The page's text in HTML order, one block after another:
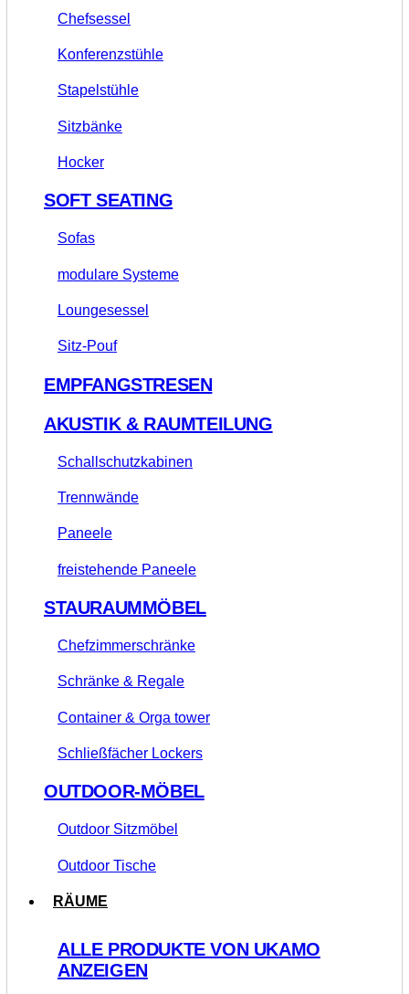
Chefsessel
Konferenzstühle
Stapelstühle
Sitzbänke
Hocker
SOFT SEATING
Sofas
modulare Systeme
Loungesessel
Sitz-Pouf
EMPFANGSTRESEN
AKUSTIK & RAUMTEILUNG
Schallschutzkabinen
Trennwände
Paneele
freistehende Paneele
STAURAUMMÖBEL
Chefzimmerschränke
Schränke & Regale
Container & Orga tower
Schließfächer Lockers
OUTDOOR-MÖBEL
Outdoor Sitzmöbel
Outdoor Tische
RÄUME
ALLE PRODUKTE VON UKAMO
ANZEIGEN